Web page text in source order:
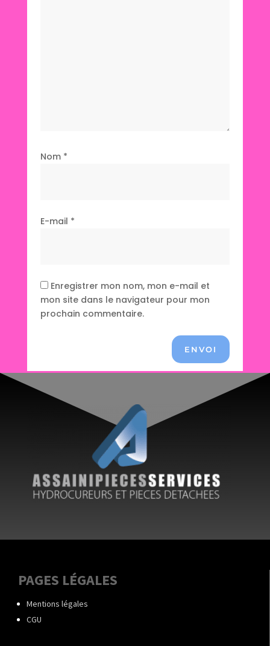
Nom *
E-mail *
Enregistrer mon nom, mon e-mail et
mon site dans le navigateur pour mon
prochain commentaire.
ENVOI
PAGES LÉGALES
Mentions légales
CGU